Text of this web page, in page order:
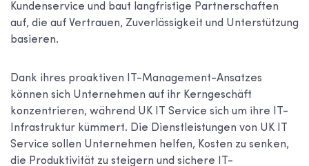
Kundenservice und baut langfristige Partnerschaften
auf, die auf Vertrauen, Zuverlässigkeit und Unterstützung
basieren.
Dank ihres proaktiven IT-Management-Ansatzes
können sich Unternehmen auf ihr Kerngeschäft
konzentrieren, während UK IT Service sich um ihre IT-
Infrastruktur kümmert. Die Dienstleistungen von UK IT
Service sollen Unternehmen helfen, Kosten zu senken,
die Produktivität zu steigern und sichere IT-